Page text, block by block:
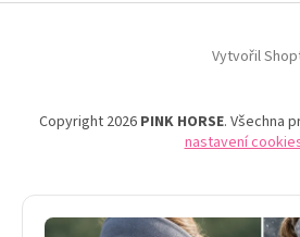
Vytvořil
Copyright 2026 PINK HORSE. Všechna
nastavení